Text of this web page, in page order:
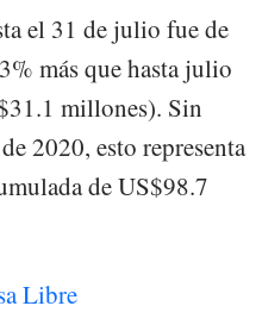
el 31 de julio fue de
más que hasta julio
millones). Sin
2020, esto representa
de US$98.7
Libre